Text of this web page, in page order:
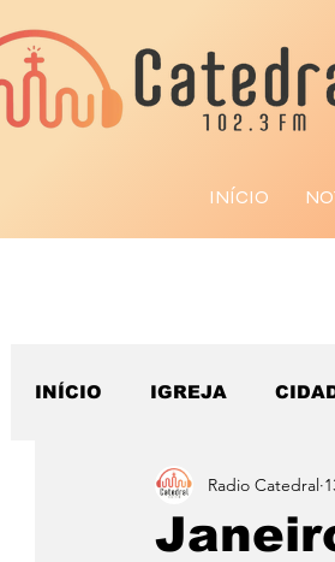
INÍCIO
INÍCIO IGREJA
ESPORTE Radio Catedral